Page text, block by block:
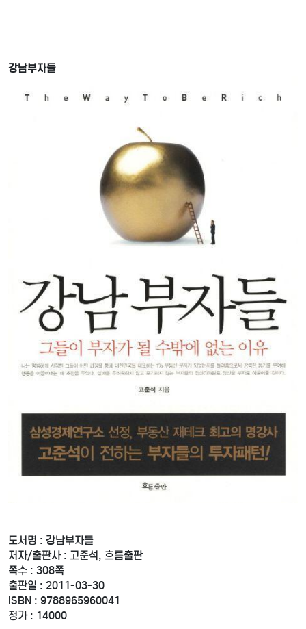
강남부자들
도서명 : 강남부자들
저자/출판사 : 고준석, 흐름출판
쪽수 : 308쪽
출판일 : 2011-03-30
ISBN : 9788965960041
정가 : 14000